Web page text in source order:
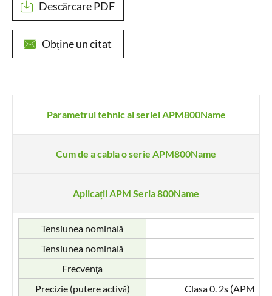
 Descărcare PDF
 Obține un citat
Parametrul tehnic al seriei APM800Name
Cum de a cabla o serie APM800Name
Aplicații APM Seria 800Name
Tensiunea nominală
Tensiunea nominală
Frecvenţa
Precizie (putere activă)
Clasa 0. 2s